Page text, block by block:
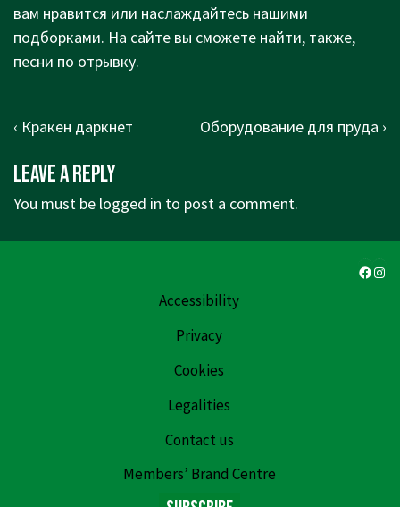
вам нравится или наслаждайтесь нашими
подборками. На сайте вы сможете найти, также,
песни по отрывку.
Post
Previous
is
‹ Кракен даркнет
Next
Оборудование для пруда ›
Leave a Reply
You must be logged in to post a comment.
Accessibility
Privacy
Cookies
Legalities
Contact us
Members’ Brand Centre